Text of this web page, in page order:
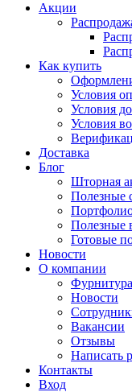
Акции
Как купить
Условия
Условия
Условия
Доставка
Блог
Шторная
Полезные
Полезные
Готовые
Новости
О компании
Новости
Вакансии
Отзывы
Написать
Контакты
Вход